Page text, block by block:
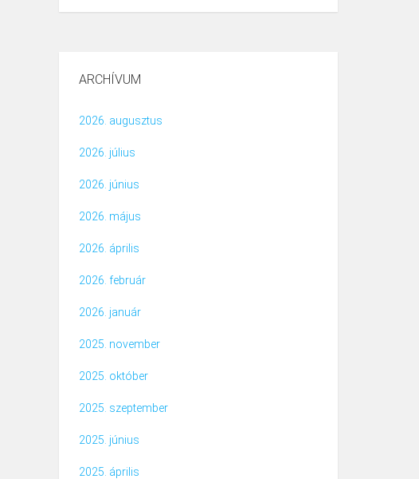
ARCHÍVUM
2026. augusztus
2026. július
2026. június
2026. május
2026. április
2026. február
2026. január
2025. november
2025. október
2025. szeptember
2025. június
2025. április